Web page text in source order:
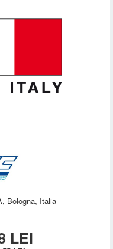
Bologna, Italia
LEI